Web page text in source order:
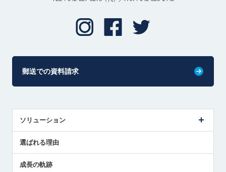
郵送での資料請求
ソリューション
解決策提案
選ばれる理由
成長の軌跡